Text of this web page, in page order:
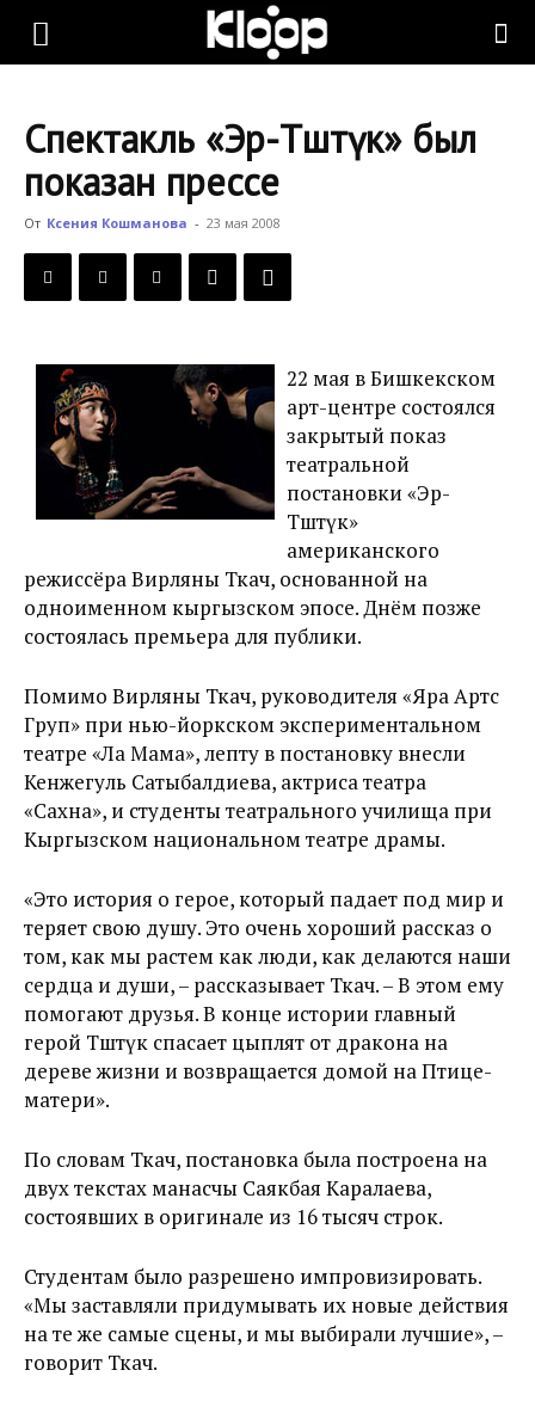
KLOOP.KG
Новости
Спектакль «Эр-Төштүк» был
показан прессе
От Ксения Кошманова - 23 мая 2008
22 мая в Бишкекском
арт-центре состоялся
закрытый показ
театральной
постановки «Эр-
Төштүк»
американского
режиссёра Вирляны Ткач, основанной на
одноименном кыргызском эпосе. Днём позже
состоялась премьера для публики.
Помимо Вирляны Ткач, руководителя «Яра Артс
Груп» при нью-йоркском экспериментальном
театре «Ла Мама», лепту в постановку внесли
Кенжегуль Сатыбалдиева, актриса театра
«Сахна», и студенты театрального училища при
Кыргызском национальном театре драмы.
«Это история о герое, который падает под мир и
теряет свою душу. Это очень хороший рассказ о
том, как мы растем как люди, как делаются наши
сердца и души, – рассказывает Ткач. – В этом ему
помогают друзья. В конце истории главный
герой Төштүк спасает цыплят от дракона на
дереве жизни и возвращается домой на Птице-
матери».
По словам Ткач, постановка была построена на
двух текстах манасчы Саякбая Каралаева,
состоявших в оригинале из 16 тысяч строк.
Студентам было разрешено импровизировать.
«Мы заставляли придумывать их новые действия
на те же самые сцены, и мы выбирали лучшие», –
говорит Ткач.